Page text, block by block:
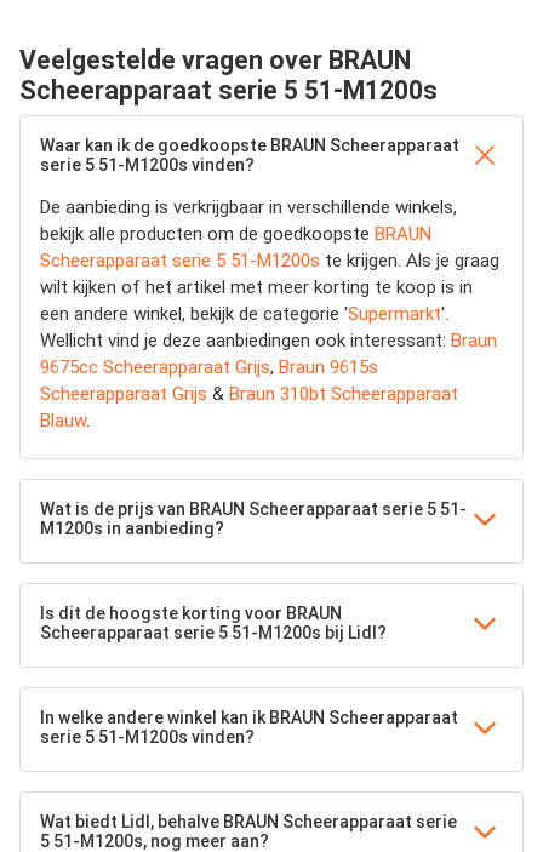
Veelgestelde vragen over BRAUN
Scheerapparaat serie 5 51-M1200s
Waar kan ik de goedkoopste BRAUN Scheerapparaat
serie 5 51-M1200s vinden?
De aanbieding is verkrijgbaar in verschillende winkels,
bekijk alle producten om de goedkoopste BRAUN
Scheerapparaat serie 5 51-M1200s te krijgen. Als je graag
wilt kijken of het artikel met meer korting te koop is in
een andere winkel, bekijk de categorie 'Supermarkt'.
Wellicht vind je deze aanbiedingen ook interessant: Braun
9675cc Scheerapparaat Grijs, Braun 9615s
Scheerapparaat Grijs & Braun 310bt Scheerapparaat
Blauw.
Wat is de prijs van BRAUN Scheerapparaat serie 5 51-
M1200s in aanbieding?
Is dit de hoogste korting voor BRAUN
Scheerapparaat serie 5 51-M1200s bij Lidl?
In welke andere winkel kan ik BRAUN Scheerapparaat
serie 5 51-M1200s vinden?
Wat biedt Lidl, behalve BRAUN Scheerapparaat serie
5 51-M1200s, nog meer aan?